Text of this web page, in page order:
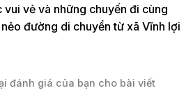
vẻ và những chuyến đi cùng
đường di chuyển từ xã Vĩnh lợi
đánh giá của bạn cho bài viết